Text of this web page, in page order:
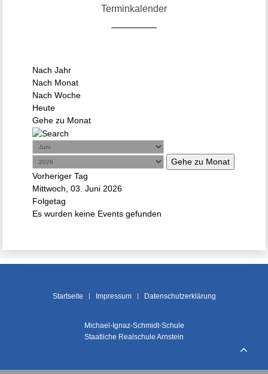
Terminkalender
Nach Jahr
Nach Monat
Nach Woche
Heute
Gehe zu Monat
Gehe zu Monat
Vorheriger Tag
Mittwoch, 03. Juni 2026
Folgetag
Es wurden keine Events gefunden
Startseite Impressum Datenschutzerklärung
Michael-Ignaz-Schmidt-Schule
Staatliche Realschule Arnstein